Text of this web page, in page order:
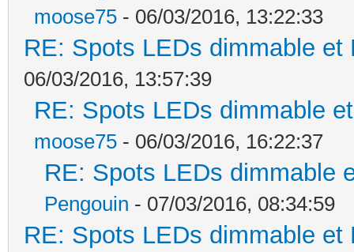
moose75 - 06/03/2016, 13:22:33
RE: Spots LEDs dimmable
06/03/2016, 13:57:39
RE: Spots LEDs dimmable
moose75 - 06/03/2016, 16:22:37
RE: Spots LEDs dimmable
Pengouin - 07/03/2016, 08:34:59
RE: Spots LEDs dimmable